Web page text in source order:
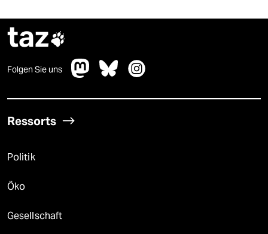
taz
Folgen Sie uns
Ressorts
Politik
Öko
Gesellschaft